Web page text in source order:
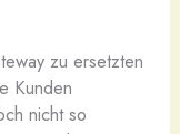
zu ersetzten
Kunden
nicht so